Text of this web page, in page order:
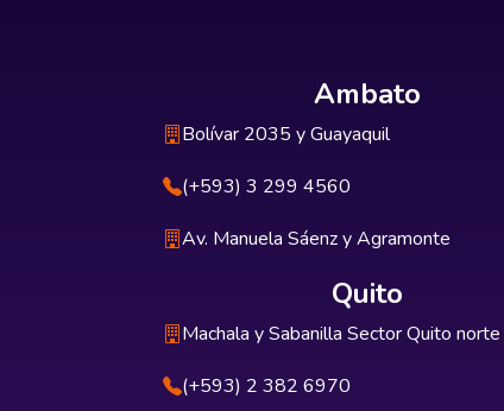
Ambato
Bolívar 2035 y Guayaquil
(+593) 3 299 4560
Av. Manuela Sáenz y Agramonte
Quito
Machala y Sabanilla Sector Quito norte
(+593) 2 382 6970